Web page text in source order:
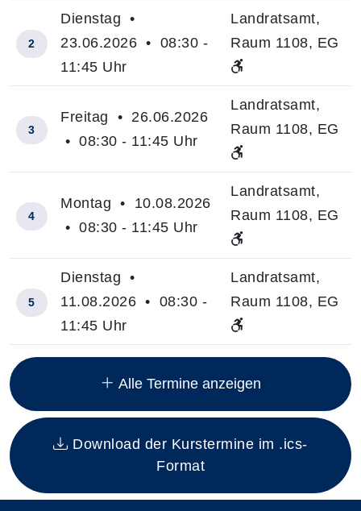
Insgesamt gibt es 25 Termine zum diesen Kurs
2
Dienstag •
23.06.2026 • 08:30 -
11:45 Uhr
Landratsamt,
Raum 1108, EG
3
Freitag • 26.06.2026
• 08:30 - 11:45 Uhr
Landratsamt,
Raum 1108, EG
4
Montag • 10.08.2026
• 08:30 - 11:45 Uhr
Landratsamt,
Raum 1108, EG
5
Dienstag •
11.08.2026 • 08:30 -
11:45 Uhr
Landratsamt,
Raum 1108, EG
Alle Termine anzeigen
Download der Kurstermine im .ics-
Format